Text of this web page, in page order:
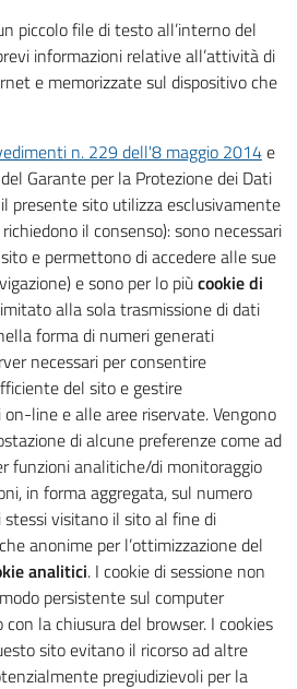
piccolo file di testo all’interno del
informazioni relative all’attività di
e memorizzate sul dispositivo che
n. 229 dell'8 maggio 2014e
del Garante per la Protezione dei Dati
presente sito utilizza esclusivamente
il consenso): sono necessari
e permettono di accedere alle sue
e sono per lo piùcookie di
alla sola trasmissione di dati
forma di numeri generati
necessari per consentire
del sito e gestire
on-line e alle aree riservate. Vengono
di alcune preferenze come ad
funzioni analitiche/di monitoraggio
in forma aggregata, sul numero
visitano il sito al fine di
anonime per l’ottimizzazione del
analitici. I cookie di sessione non
persistente sul computer
la chiusura del browser. I cookies
sito evitano il ricorso ad altre
pregiudizievoli per la